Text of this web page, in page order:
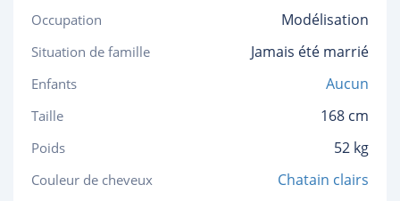
Occupation Modélisation
Situation de famille Jamais été marrié
Enfants Aucun
Taille 168 cm
Poids 52 kg
Couleur de cheveux Chatain clairs